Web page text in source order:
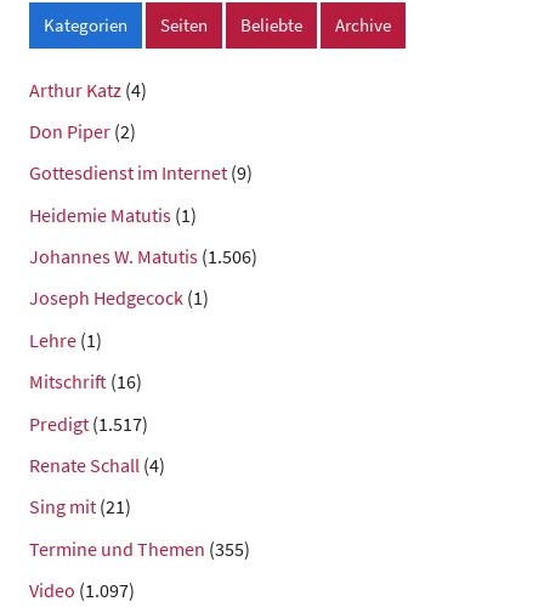
Kategorien Seiten Beliebte Archive
Arthur Katz (4)
Don Piper (2)
Gottesdienst im Internet (9)
Heidemie Matutis (1)
Johannes W. Matutis (1.506)
Joseph Hedgecock (1)
Lehre (1)
Mitschrift (16)
Predigt (1.517)
Renate Schall (4)
Sing mit (21)
Termine und Themen (355)
Video (1.097)